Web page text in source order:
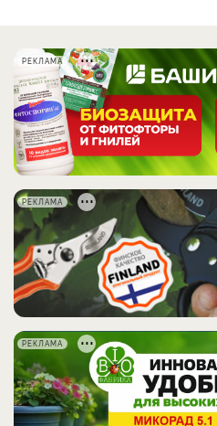
РЕКЛАМА
РЕКЛАМА
РЕКЛАМА